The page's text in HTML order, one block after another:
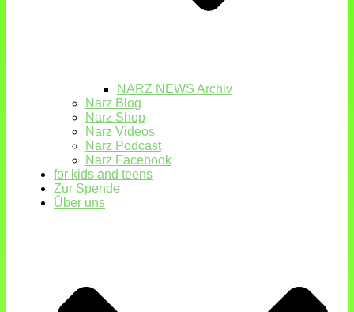
NARZ NEWS Archiv
Narz Blog
Narz Shop
Narz Videos
Narz Podcast
Narz Facebook
for kids and teens
Zur Spende
Über uns